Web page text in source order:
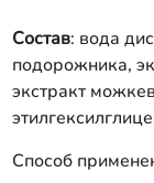
Состав: вода
подорожника,
экстракт
Способ